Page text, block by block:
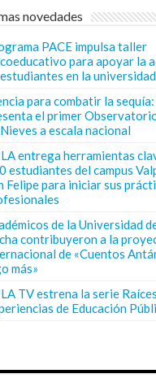
novedades
PACE impulsa taller
para apoyar la
en la universidad
para combatir la
el primer
a escala nacional
entrega herramientas
estudiantes del campus
Felipe para iniciar sus
de la Universidad
contribuyeron a la
de «Cuentos
más»
TV estrena la serie
de Educación